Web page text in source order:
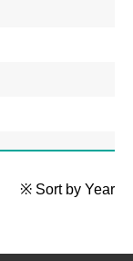
※ Sort by Year